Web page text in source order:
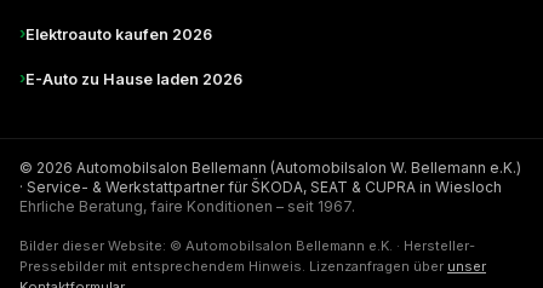
›Elektroauto kaufen 2026
›E-Auto zu Hause laden 2026
© 2026 Automobilsalon Bellemann (Automobilsalon W. Bellemann e.K.)
· Service- & Werkstattpartner für ŠKODA, SEAT & CUPRA in Wiesloch
Ehrliche Beratung, faire Konditionen – seit 1967.
Bilder dieser Website: © Automobilsalon Bellemann e.K. · Hersteller-
Pressebilder mit entsprechendem Hinweis. Lizenzanfragen über unser